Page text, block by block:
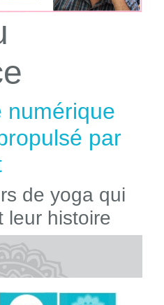
numérique
par
de yoga qui
leur histoire